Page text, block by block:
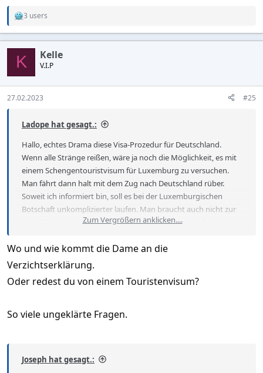
R
c
o
n
s
3 users
K Kelle
V.I.P
27.02.2023 #25
Ladope hat gesagt.:
Hallo, echtes Drama diese Visa-Prozedur für Deutschland.
Wenn alle Stränge reißen, wäre ja noch die Möglichkeit, es mit
einem Schengentouristvisum für Luxemburg zu versuchen.
Man fährt dann halt mit dem Zug nach Deutschland rüber.
Soweit ich informiert bin, soll es bei der Luxemburgischen
Botschaft unkomplizierter laufen. Man braucht auch nicht zur
„Visa-Fabrik“, sondern vereinbart ganz konventionell einen
services
Zum Vergrößern anklicken....
Wo und wie kommt die Dame an die
Verzichtserklärung.
Oder redest du von einem Touristenvisum?
So viele ungeklärte Fragen.
Joseph hat gesagt.: